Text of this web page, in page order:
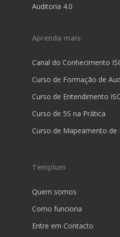
Auditoria 4.0
Aprenda mais
Canal do Conhecimento
Curso de Formação de
Curso de Entendimento
Curso de 5S na Prática
Curso de Mapeamento de
Templum
Quem somos
Como funciona
Entre em Contacto